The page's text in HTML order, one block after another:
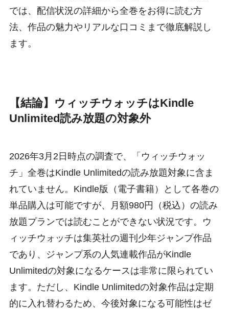
では、配信状況の詳細から全巻をお得に読む方
法、作品の魅力やリアルな口コミまで徹底解説し
ます。
【結論】ウィッチウォッチはKindle
Unlimited読み放題の対象外
2026年3月2日時点の調査で、「ウィッチウォッ
チ」全巻はKindle Unlimitedの読み放題対象に含ま
れていません。Kindle版（電子書籍）として各巻の
単品購入は可能ですが、月額980円（税込）の読み
放題プランでは読むことができない状況です。ウ
ィッチウォッチは集英社の週刊少年ジャンプ作品
であり、ジャンプ系の人気連載作品がKindle
Unlimitedの対象になるケースは非常に限られてい
ます。ただし、Kindle Unlimitedの対象作品は定期
的に入れ替わるため、今後対象になる可能性はゼ